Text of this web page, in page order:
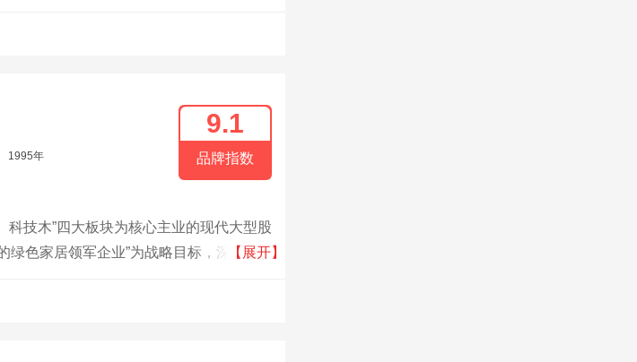
1995年
9.1
品牌指数
科技木”四大板块为核心主业的现代大型股
绿色家居领军企业”为战略目标，深耕于
【展开】